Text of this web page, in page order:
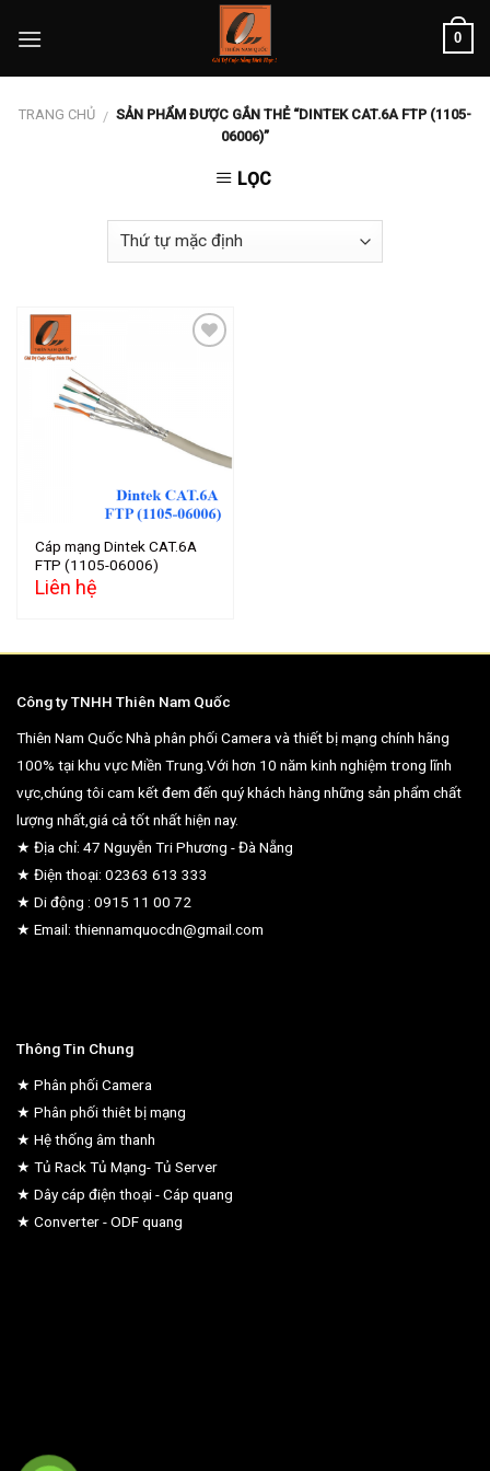
0
TRANG CHỦ / SẢN PHẨM ĐƯỢC GẮN THẺ “DINTEK CAT.6A FTP (1105-
06006)”
LỌC
Cáp mạng Dintek CAT.6A
FTP (1105-06006)
Liên hệ
Công ty TNHH Thiên Nam Quốc
Thiên Nam Quốc Nhà phân phối Camera và thiết bị mạng chính hãng
100% tại khu vực Miền Trung.Với hơn 10 năm kinh nghiệm trong lĩnh
vực,chúng tôi cam kết đem đến quý khách hàng những sản phẩm chất
lượng nhất,giá cả tốt nhất hiện nay.
★ Địa chỉ: 47 Nguyễn Tri Phương - Đà Nẵng
★ Điện thoại: 02363 613 333
★ Di động : 0915 11 00 72
★ Email: thiennamquocdn@gmail.com
Thông Tin Chung
★ Phân phối Camera
★ Phân phối thiêt bị mạng
★ Hệ thống âm thanh
★ Tủ Rack Tủ Mạng- Tủ Server
★ Dây cáp điện thoại - Cáp quang
★ Converter - ODF quang